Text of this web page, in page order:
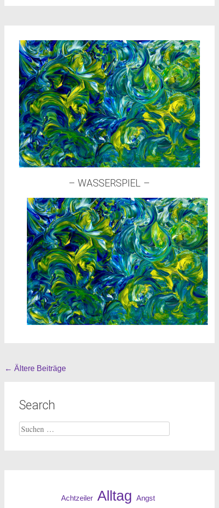
– WASSERSPIEL –
Beitragsnavigation
← Ältere Beiträge
Search
Suche
nach:
Achtzeiler Alltag Angst